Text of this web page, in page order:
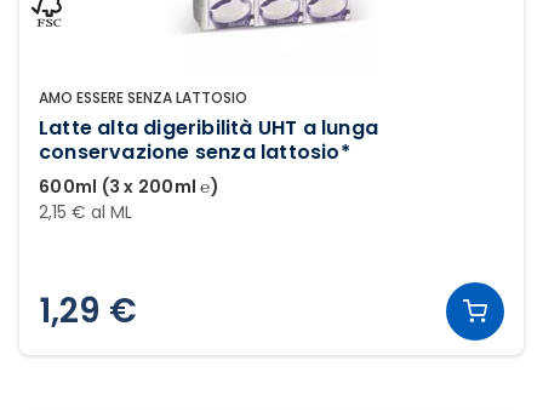
AMO ESSERE SENZA LATTOSIO
Latte alta digeribilità UHT a lunga
conservazione senza lattosio*
600ml (3 x 200ml ℮)
2,15 € al ML
1,29 €